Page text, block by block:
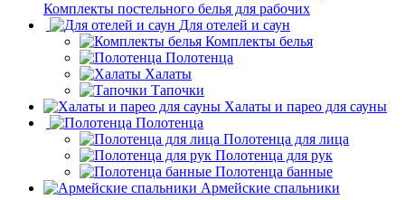
Комплекты постельного белья для рабочих
Для отелей и саун
Комплекты белья
Полотенца
Халаты
Тапочки
Халаты и парео для сауны
Полотенца
Полотенца для лица
Полотенца для рук
Полотенца банные
Армейские спальники